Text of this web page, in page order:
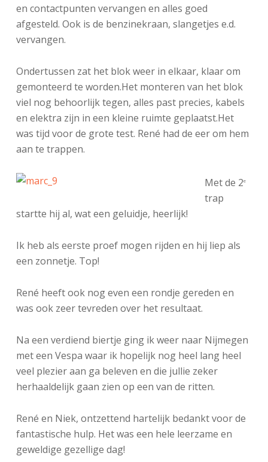
en contactpunten vervangen en alles goed
afgesteld. Ook is de benzinekraan, slangetjes e.d.
vervangen.
Ondertussen zat het blok weer in elkaar, klaar om
gemonteerd te worden.Het monteren van het blok
viel nog behoorlijk tegen, alles past precies, kabels
en elektra zijn in een kleine ruimte geplaatst.Het
was tijd voor de grote test. René had de eer om hem
aan te trappen.
Met de 2e
trap
startte hij al, wat een geluidje, heerlijk!
Ik heb als eerste proef mogen rijden en hij liep als
een zonnetje. Top!
René heeft ook nog even een rondje gereden en
was ook zeer tevreden over het resultaat.
Na een verdiend biertje ging ik weer naar Nijmegen
met een Vespa waar ik hopelijk nog heel lang heel
veel plezier aan ga beleven en die jullie zeker
herhaaldelijk gaan zien op een van de ritten.
René en Niek, ontzettend hartelijk bedankt voor de
fantastische hulp. Het was een hele leerzame en
geweldige gezellige dag!